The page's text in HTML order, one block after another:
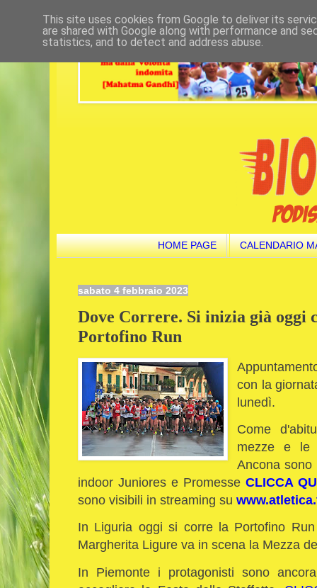
HOME PAGE CALENDARIO
sabato 4 febbraio 2023
Dove Correre. Si inizia già oggi
Portofino Run
con la
lunedì.
Come
mezze e le
Ancona
indoor Juniores e Promesse CLICCA
sono visibili in streaming su
In Liguria oggi si corre la Portofino
Margherita Ligure va in scena la Mezza
In Piemonte i protagonisti sono
This site uses cookies from Google to deliver its
are shared with Google along with performance and
statistics, and to detect and address abuse.